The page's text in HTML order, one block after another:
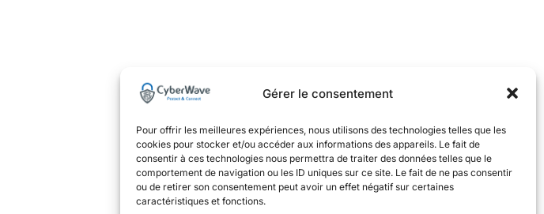
Gérer le consentement
Pour offrir les meilleures expériences, nous utilisons des technologies telles que les
cookies pour stocker et/ou accéder aux informations des appareils. Le fait de
consentir à ces technologies nous permettra de traiter des données telles que le
comportement de navigation ou les ID uniques sur ce site. Le fait de ne pas consentir
ou de retirer son consentement peut avoir un effet négatif sur certaines
caractéristiques et fonctions.